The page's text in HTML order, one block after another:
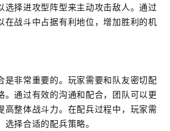
选择进攻型阵型来主动攻击敌人。通过
在战斗中占据有利地位，增加胜利的机
是非常重要的。玩家需要和队友密切配
。通过有效的沟通和配合，团队可以更
高整体战斗力。在配兵过程中，玩家需
择合适的配兵策略。